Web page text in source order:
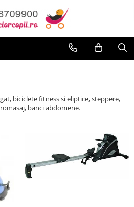
biciclete fitness si eliptice, steppere,
banci abdomene.